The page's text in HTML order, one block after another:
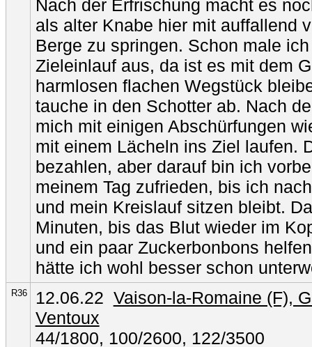
Nach der Erfrischung macht es
als alter Knabe hier mit auffallend
Berge zu springen. Schon male
Zieleinlauf aus, da ist es mit dem
harmlosen flachen Wegstück
tauche in den Schotter ab. Nach
mich mit einigen Abschürfungen
mit einem Lächeln ins Ziel laufen.
bezahlen, aber darauf bin ich
meinem Tag zufrieden, bis ich
und mein Kreislauf sitzen bleibt.
Minuten, bis das Blut wieder im
und ein paar Zuckerbonbons
hätte ich wohl besser schon
R36 12.06.22 Vaison-la-Romaine (F),
Ventoux
44/1800, 100/2600, 122/3500